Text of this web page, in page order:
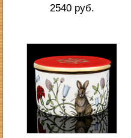
2540 руб.